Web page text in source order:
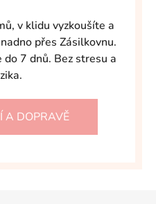
v klidu vyzkoušíte a
přes Zásilkovnu.
7 dnů. Bez stresu a
A DOPRAVĚ